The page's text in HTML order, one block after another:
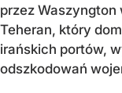
przez
Teheran, który
irańskich portów,
odszkodowań